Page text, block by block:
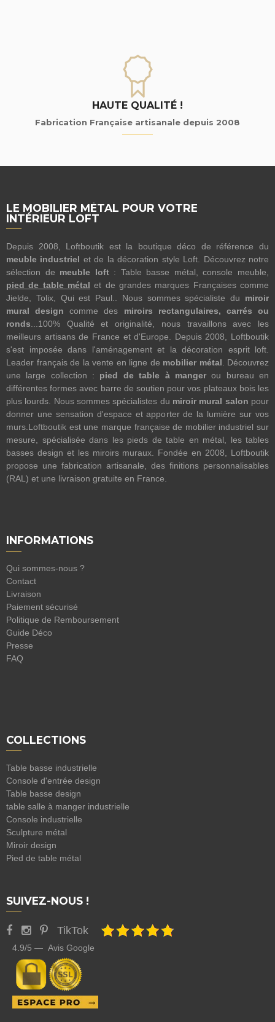
HAUTE QUALITÉ !
Fabrication Française artisanale depuis 2008
LE MOBILIER MÉTAL POUR VOTRE
INTÉRIEUR LOFT
Depuis 2008, Loftboutik est la boutique déco de référence du
meuble industriel et de la décoration style Loft. Découvrez notre
sélection de meuble loft: Table basse métal, console meuble,
pied de table métal et de grandes marques Françaises comme
Jielde, Tolix, Qui est Paul.. Nous sommes spécialiste du miroir
mural design comme des miroirs rectangulaires, carrés ou
ronds ...100% Qualité et originalité, nous travaillons avec les
meilleurs artisans de France et d'Europe. Depuis 2008, Loftboutik
s'est imposée dans l'aménagement et la décoration esprit loft.
Leader français de la vente en ligne de mobilier métal . Découvrez
une large collection : pied de table à mangerou bureau en
différentes formes avec barre de soutien pour vos plateaux bois les
plus lourds. Nous sommes spécialistes du miroir mural salon pour
donner une sensation d'espace et apporter de la lumière sur vos
murs.Loftboutik est une marque française de mobilier industriel sur
mesure, spécialisée dans les pieds de table en métal, les tables
basses design et les miroirs muraux. Fondée en 2008, Loftboutik
propose une fabrication artisanale, des finitions personnalisables
(RAL) et une livraison gratuite en France.
INFORMATIONS
Qui sommes-nous ?
Contact
Livraison
Paiement sécurisé
Politique de Remboursement
Guide Déco
Presse
FAQ
COLLECTIONS
Table basse industrielle
Console d'entrée design
Table basse design
table salle à manger industrielle
Console industrielle
Sculpture métal
Miroir design
Pied de table métal
SUIVEZ-NOUS !
TikTok
4.9/5 — Avis Google